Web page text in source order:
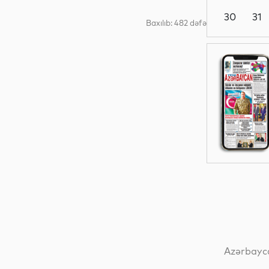
Baxılıb: 482 dəfə
Müsahibə
Gündəm
30
31